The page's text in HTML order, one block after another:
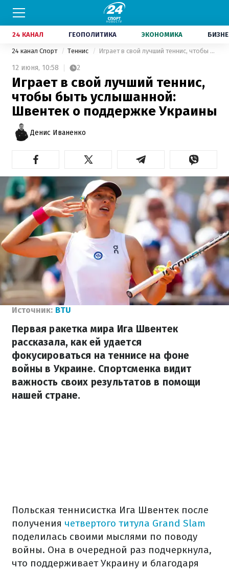
24 КАНАЛ ГЕОПОЛИТИКА ЭКОНОМИКА
24 канал Спорт Теннис Играет в свой лучший теннис, чтобы быть услышанной: Швентек о поддержке Украины
12 июня, 10:58 2
Играет в свой лучший теннис,
чтобы быть услышанной:
Швентек о поддержке Украины
Денис Иваненко
Источник: BTU
Первая ракетка мира Ига Швентек
рассказала, как ей удается
фокусироваться на теннисе на фоне
войны в Украине. Спортсменка видит
важность своих результатов в помощи
нашей стране.
Польская теннисистка Ига Швентек после
получения четвертого титула Grand Slam
поделилась своими мыслями по поводу
войны. Она в очередной раз подчеркнула,
что поддерживает Украину и благодаря